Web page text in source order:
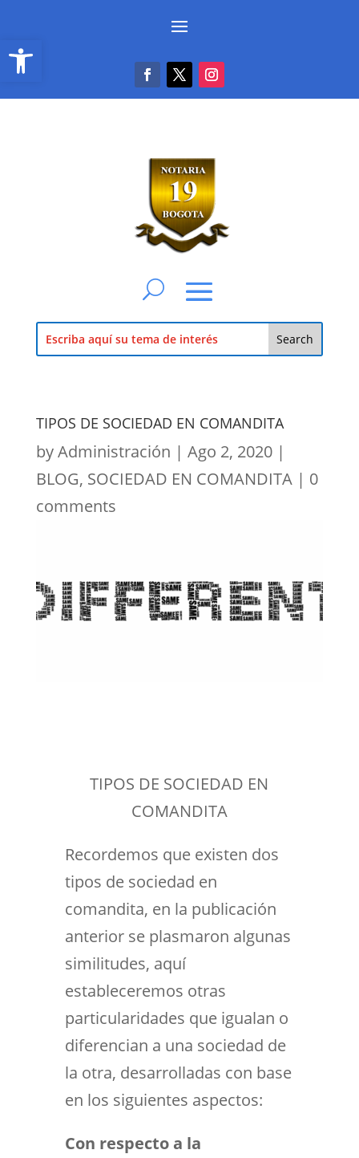
Abrir barra de herramientas
TIPOS DE SOCIEDAD EN COMANDITA
byAdministración | Ago 2, 2020|
BLOG, SOCIEDAD EN COMANDITA| 0
comments
TIPOS DE SOCIEDAD EN
COMANDITA
Recordemos que existen dos
tipos de sociedad en
comandita, en la publicación
anterior se plasmaron algunas
similitudes, aquí
estableceremos otras
particularidades que igualan o
diferencian a una sociedad de
la otra, desarrolladas con base
en los siguientes aspectos:
Con respecto a la